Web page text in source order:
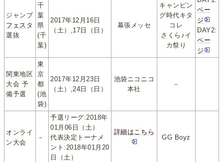
ジャンプ
フェス タ
選抜
千
葉
県
(千
葉)
2017年12月16日
（土）,17日（日）
幕張メッセ
キャンピン
グ時代キタ
コレ
さくら♪イ
カ祭り
ペー
ジ
DAY2:
ペー
ジ
関東地区
大会 予
備予選
東
京
都
(池
袋)
2017年12月23日
（土）,24日（日）
池袋ニコニコ
本社
－
オンライ
ン大会
－
予選リーグ:2018年
01月06日（土）
代表決定トーナメ
ント:2018年01月20
日（土）
詳細はこちら
GG Boyz